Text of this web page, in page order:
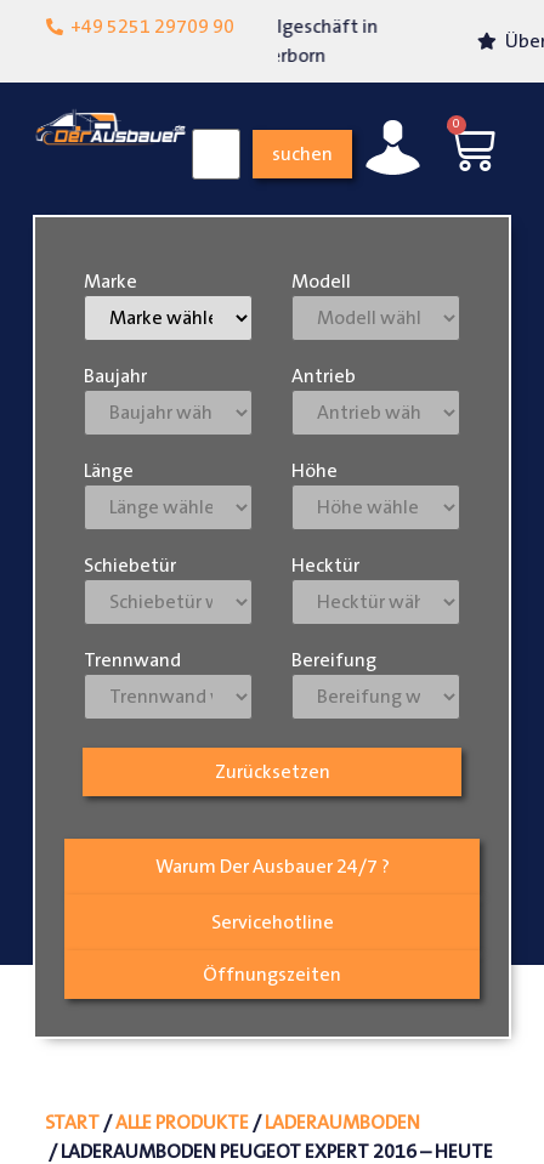
+49 5251 29709 90
Lokalgeschäft in
Über 15 Jahre Erfahrung
suchen
0
Warum Der Ausbauer 24/7 ?
Servicehotline
Öffnungszeiten
Marke Modell
Baujahr Antrieb
Länge Höhe
Schiebetür Hecktür
Trennwand Bereifung
Zurücksetzen
START/ALLE PRODUKTE/LADERAUMBODEN
/ LADERAUMBODEN PEUGEOT EXPERT 2016 – HEUTE